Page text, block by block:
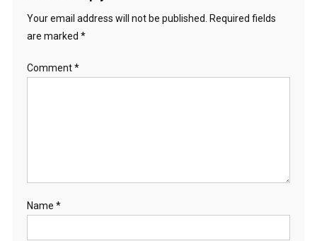
Your email address will not be published.
Required fields
are marked *
Comment*
Name *